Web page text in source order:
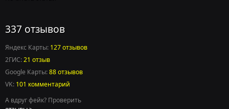
337 отзывов
Яндекс Карты: 127 отзывов
2ГИС:21 отзыв
Google Карты:88 отзывов
VK: 101 комментарий
А вдруг фейк? ПроверитьОтветим в течение нескольких минут